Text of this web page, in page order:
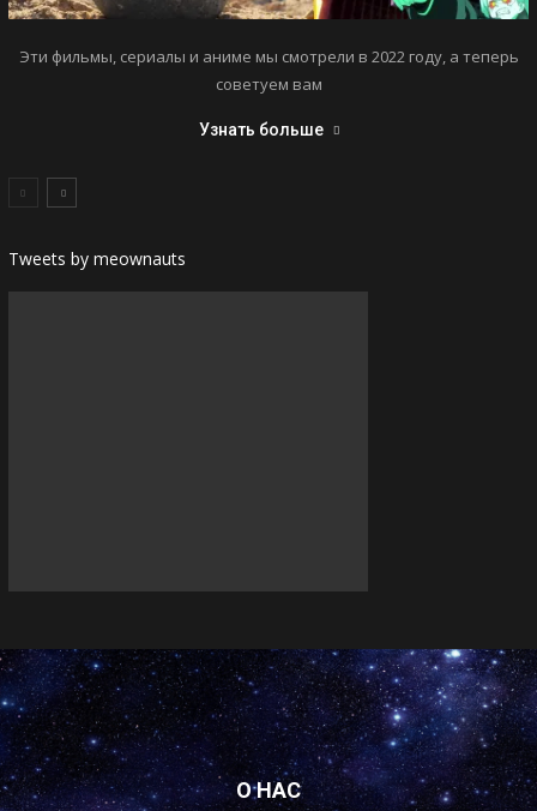
Эти фильмы, сериалы и аниме мы смотрели в 2022 году, а теперь
советуем вам
Узнать больше
Tweets by meownauts
О НАС